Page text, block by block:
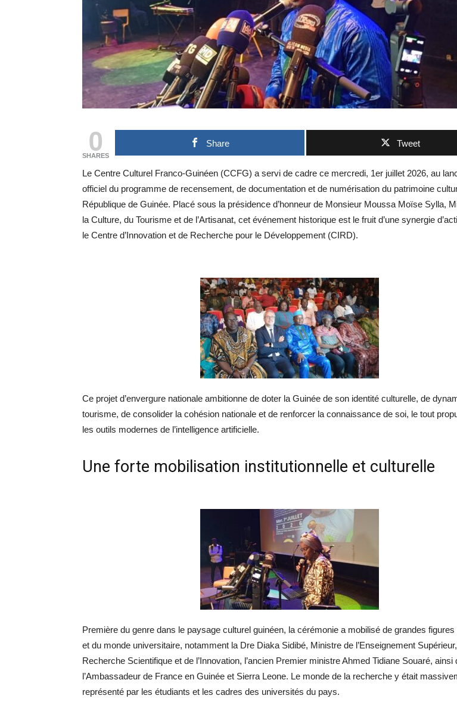
0
SHARES
Share Tweet
Le Centre Culturel Franco-Guinéen (CCFG) a servi de cadre ce mercredi, 1er juillet 2026, au
officiel du programme de recensement, de documentation et de numérisation du patrimoine
République de Guinée. Placé sous la présidence d’honneur de Monsieur Moussa Moïse Sylla,
la Culture, du Tourisme et de l’Artisanat, cet événement historique est le fruit d’une synergie
le Centre d’Innovation et de Recherche pour le Développement (CIRD).
Ce projet d’envergure nationale ambitionne de doter la Guinée de son identité culturelle, de
tourisme, de consolider la cohésion nationale et de renforcer la connaissance de soi, le tout
les outils modernes de l’intelligence artificielle.
​Une forte mobilisation institutionnelle et culturelle
Première du genre dans le paysage culturel guinéen, la cérémonie a mobilisé de grandes figures
et du monde universitaire, notamment la Dre Diaka Sidibé, Ministre de l’Enseignement
Recherche Scientifique et de l’Innovation, l’ancien Premier ministre Ahmed Tidiane Souaré, ainsi
l’Ambassadeur de France en Guinée et Sierra Leone. Le monde de la recherche y était
représenté par les étudiants et les cadres des universités du pays.